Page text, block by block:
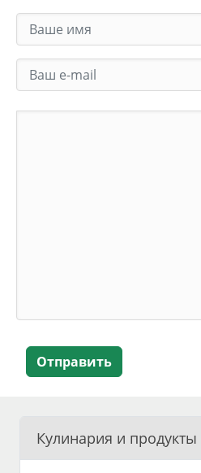
Отправить
Кулинария и продукты